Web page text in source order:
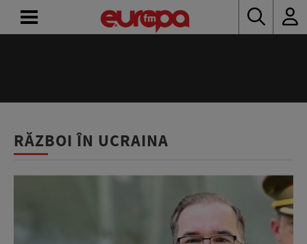
RĂZBOI ÎN UCRAINA
RADIO